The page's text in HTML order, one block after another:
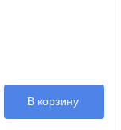
В корзину